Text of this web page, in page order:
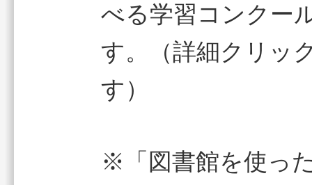
べる学習コンクー
す。（詳細クリッ
す）
※「図書館を使っ